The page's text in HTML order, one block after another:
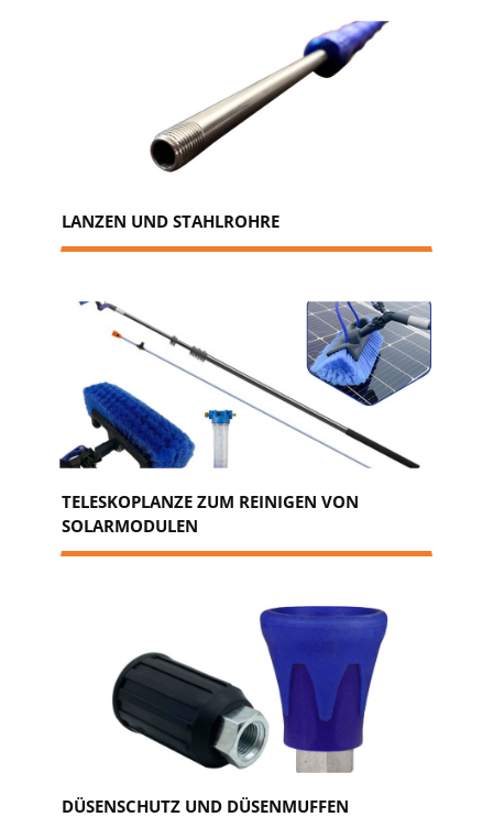
LANZEN UND STAHLROHRE
TELESKOPLANZE ZUM REINIGEN VON
SOLARMODULEN
DÜSENSCHUTZ UND DÜSENMUFFEN